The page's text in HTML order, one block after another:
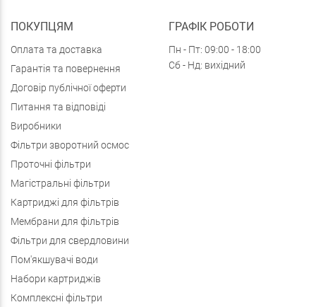
ПОКУПЦЯМ
Оплата та доставка
Гарантія та повернення
Договір публічної оферти
Питання та відповіді
Виробники
Фільтри зворотний осмос
Проточні фільтри
Магістральні фільтри
Картриджі для фільтрів
Мембрани для фільтрів
Фільтри для свердловини
Пом'якшувачі води
Набори картриджів
Комплексні фільтри
ГРАФІК РОБОТИ
Пн - Пт: 09:00 - 18:00
Сб - Нд: вихідний